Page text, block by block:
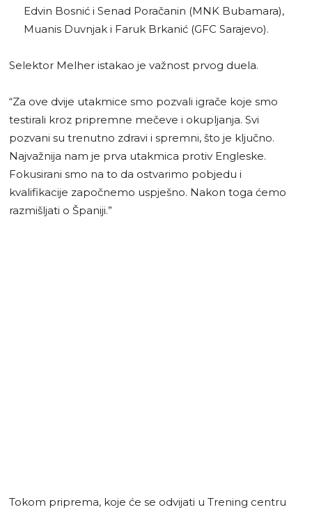
Edvin Bosnić i Senad Poračanin (MNK Bubamara),
Muanis Duvnjak i Faruk Brkanić (GFC Sarajevo).
Selektor Melher istakao je važnost prvog duela.
“Za ove dvije utakmice smo pozvali igrače koje smo
testirali kroz pripremne mečeve i okupljanja. Svi
pozvani su trenutno zdravi i spremni, što je ključno.
Najvažnija nam je prva utakmica protiv Engleske.
Fokusirani smo na to da ostvarimo pobjedu i
kvalifikacije započnemo uspješno. Nakon toga ćemo
razmišljati o Španiji.”
Tokom priprema, koje će se odvijati u Trening centru